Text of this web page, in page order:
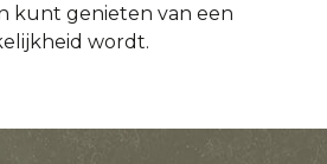
kunt genieten van een
wordt.